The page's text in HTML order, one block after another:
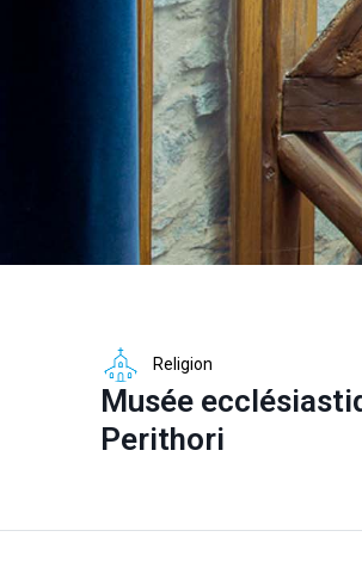
Religion
Musée
Perithori